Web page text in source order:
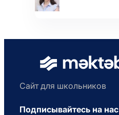
Сайт для школьников
Подписывайтесь на нас